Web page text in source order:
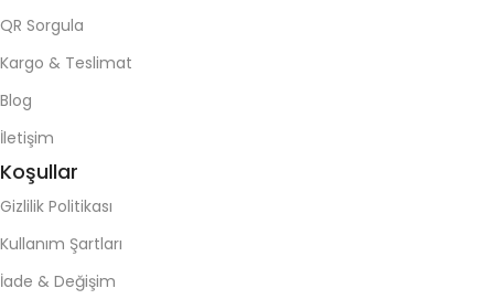
QR Sorgula
Kargo & Teslimat
Blog
İletişim
Koşullar
Gizlilik Politikası
Kullanım Şartları
İade & Değişim